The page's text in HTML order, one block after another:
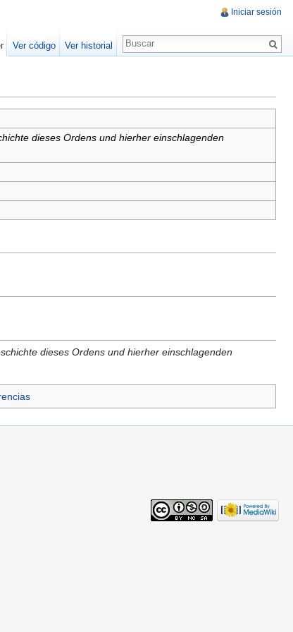
dieses Ordens und hierher einschlagenden
dieses Ordens und hierher einschlagenden
Iniciar sesión
Ver código Ver historial